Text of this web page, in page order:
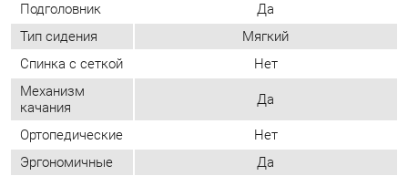
Возможность
регулировать
высоту спинки
Нет
Высокая спинка
Да
Регулировка
подлокотников
Материал
крестовины
Пластик